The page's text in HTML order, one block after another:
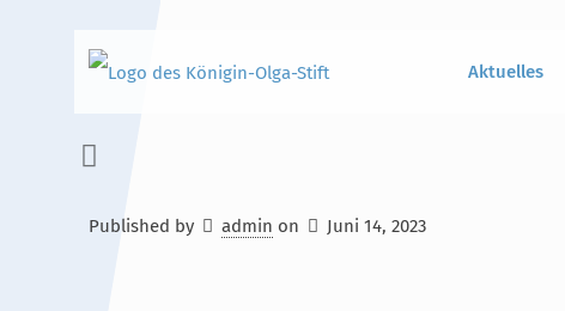
Hauptinhalt Alt + Shift + H
Aktuelles
Published by admin on Juni 14, 2023